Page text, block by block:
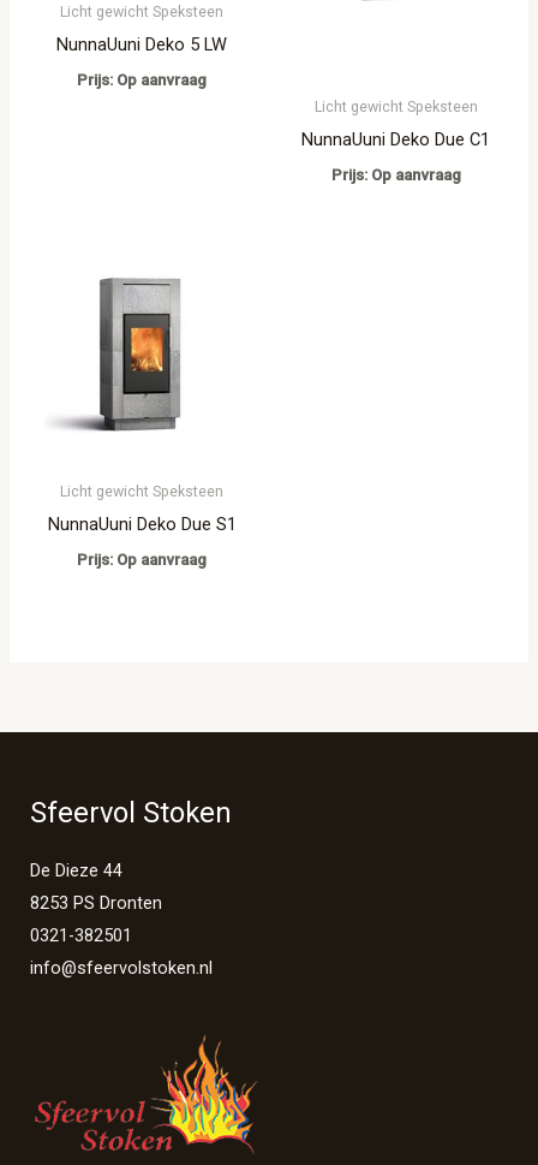
Licht gewicht Speksteen
NunnaUuni Deko 5 LW
Prijs: Op aanvraag
Licht gewicht Speksteen
NunnaUuni Deko Due C1
Prijs: Op aanvraag
Licht gewicht Speksteen
NunnaUuni Deko Due S1
Prijs: Op aanvraag
Sfeervol Stoken
De Dieze 44
8253 PS Dronten
0321-382501
info@sfeervolstoken.nl